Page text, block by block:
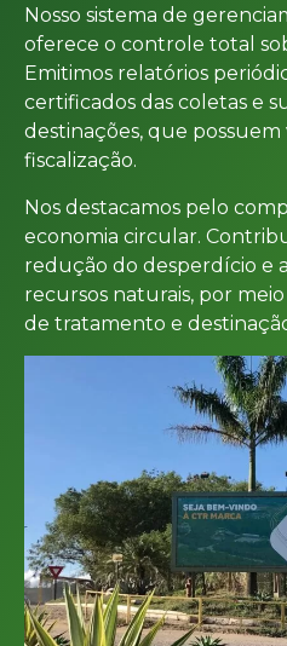
Nosso sistema de
oferece o controle total
Emitimos relatórios
certificados das coletas e
destinações, que
fiscalização.
Nos destacamos pelo
economia circular.
redução do desperdício e
recursos naturais, por
de tratamento e